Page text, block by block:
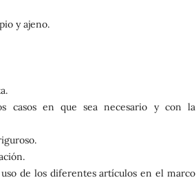
y ajeno.
casos en que sea necesario y con la
de los diferentes artículos en el marco